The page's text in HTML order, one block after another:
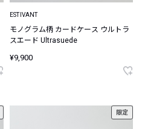
ESTIVANT
モノグラム柄 カードケース ウルトラ
スエード Ultrasuede
¥9,900
限定